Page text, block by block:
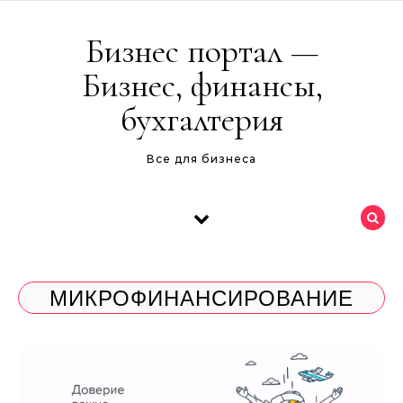
Бизнес портал —
Бизнес, финансы,
бухгалтерия
Все для бизнеса
МИКРОФИНАНСИРОВАНИЕ